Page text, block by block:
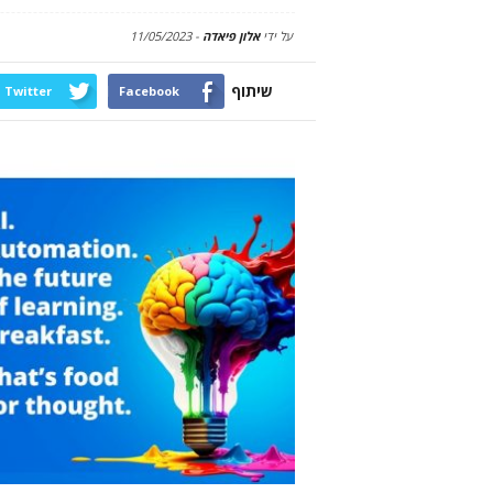
על ידיאלון פיאדה -
11/05/2023
שיתוף Facebook
Twitter